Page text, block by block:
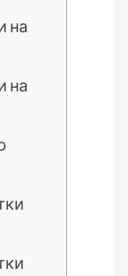
на
на